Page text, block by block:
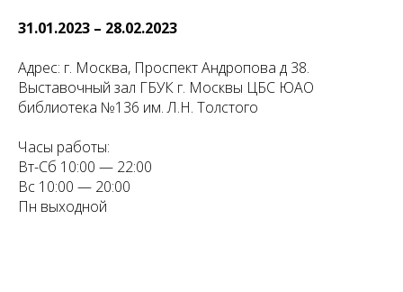
31.01.2023 – 28.02.2023
Адрес: г. Москва, Проспект Андропова д 38.
Выставочный зал ГБУК г. Москвы ЦБС ЮАО
библиотека №136 им. Л.Н. Толстого
Часы работы:
Вт-Сб 10:00 — 22:00
Вс 10:00 — 20:00
Пн выходной